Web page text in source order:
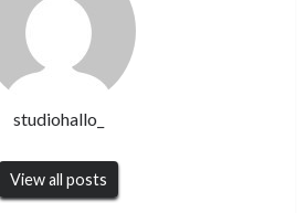
studiohallo_
View all posts